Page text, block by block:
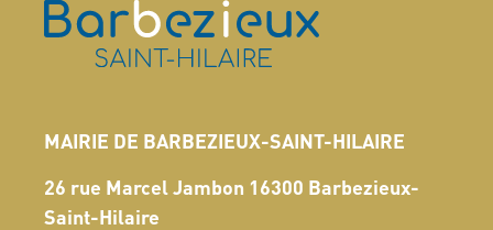
MAIRIE DE BARBEZIEUX-SAINT-HILAIRE
26 rue Marcel Jambon 16300 Barbezieux-
Saint-Hilaire